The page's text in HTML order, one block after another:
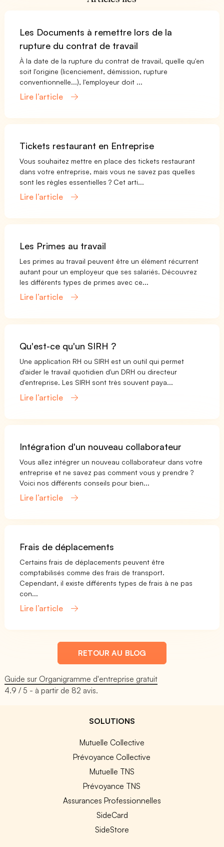
Les Documents à remettre lors de la
rupture du contrat de travail
À la date de la rupture du contrat de travail, quelle qu'en
soit l'origine (licenciement, démission, rupture
conventionnelle...), l'employeur doit ...
Lire l’article
Tickets restaurant en Entreprise
Vous souhaitez mettre en place des tickets restaurant
dans votre entreprise, mais vous ne savez pas quelles
sont les règles essentielles ? Cet arti...
Lire l’article
Les Primes au travail
Les primes au travail peuvent être un élément récurrent
autant pour un employeur que ses salariés. Découvrez
les différents types de primes avec ce...
Lire l’article
Qu'est-ce qu'un SIRH ?
Une application RH ou SIRH est un outil qui permet
d'aider le travail quotidien d'un DRH ou directeur
d'entreprise. Les SIRH sont très souvent paya...
Lire l’article
Intégration d'un nouveau collaborateur
Vous allez intégrer un nouveau collaborateur dans votre
entreprise et ne savez pas comment vous y prendre ?
Voici nos différents conseils pour bien...
Lire l’article
Frais de déplacements
Certains frais de déplacements peuvent être
comptabilisés comme des frais de transport.
Cependant, il existe différents types de frais à ne pas
con...
Lire l’article
RETOUR AU BLOG
Guide sur Organigramme d'entreprise gratuit
4.9 / 5 - à partir de 82 avis.
SOLUTIONS
Mutuelle Collective
Prévoyance Collective
Mutuelle TNS
Prévoyance TNS
Assurances Professionnelles
SideCard
SideStore